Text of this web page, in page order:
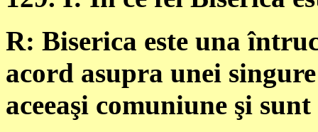
R: Biserica este una
acord asupra unei
aceeaşi comuniune şi